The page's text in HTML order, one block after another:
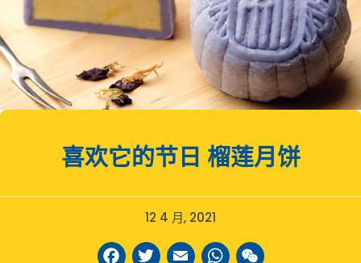
喜欢它的节日 榴莲月饼
12 4 月, 2021
Facebook
Twitter
Email